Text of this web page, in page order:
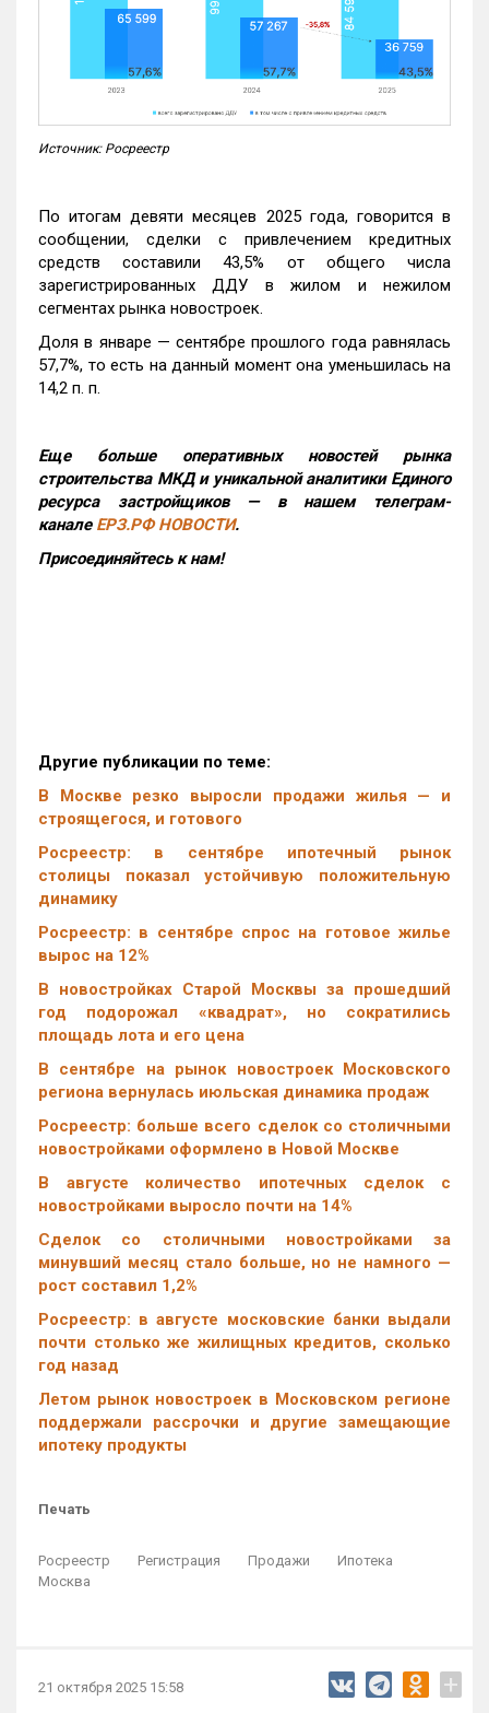
Источник: Росреестр
По итогам девяти месяцев 2025 года, говорится в
сообщении, сделки с привлечением кредитных
средств составили 43,5% от общего числа
зарегистрированных ДДУ в жилом и нежилом
сегментах рынка новостроек.
Доля в январе — сентябре прошлого года равнялась
57,7%, то есть на данный момент она уменьшилась на
14,2 п. п.
Еще больше оперативных новостей рынка
строительства МКД и уникальной аналитики Единого
ресурса застройщиков — в нашем телеграм-
канале ЕРЗ.РФ НОВОСТИ.
Присоединяйтесь к нам!
Другие публикации по теме:
В Москве резко выросли продажи жилья — и
строящегося, и готового
Росреестр: в сентябре ипотечный рынок
столицы показал устойчивую положительную
динамику
Росреестр: в сентябре спрос на готовое жилье
вырос на 12%
В новостройках Старой Москвы за прошедший
год подорожал «квадрат», но сократились
площадь лота и его цена
В сентябре на рынок новостроек Московского
региона вернулась июльская динамика продаж
Росреестр: больше всего сделок со столичными
новостройками оформлено в Новой Москве
В августе количество ипотечных сделок с
новостройками выросло почти на 14%
Cделок со столичными новостройками за
минувший месяц стало больше, но не намного —
рост составил 1,2%
Росреестр: в августе московские банки выдали
почти столько же жилищных кредитов, сколько
год назад
Летом рынок новостроек в Московском регионе
поддержали рассрочки и другие замещающие
ипотеку продукты
Печать
Росреестр Регистрация Продажи
Ипотека
Москва
21 октября 2025 15:58 +